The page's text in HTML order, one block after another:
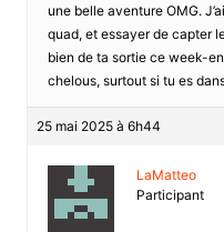
une belle aventure OMG.
quad, et essayer de capter
bien de ta sortie ce week-
chelous, surtout si tu es
25 mai 2025 à 6h44
LaMatteo
Participant